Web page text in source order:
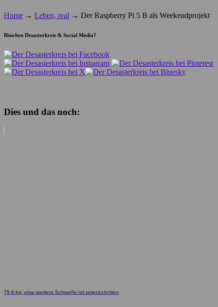
Home → Leben, real → Der Raspberry Pi 5 B als Weekendprojekt
Bisschen Desasterkreis & Social Media?
Dies und das noch:
79,8 kg, eine weitere Schwelle ist unterschritten